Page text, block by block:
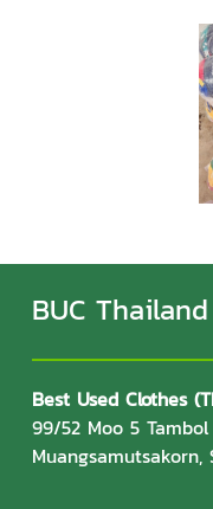
BUC Thailand
Best Used Clothes
99/52 Moo 5